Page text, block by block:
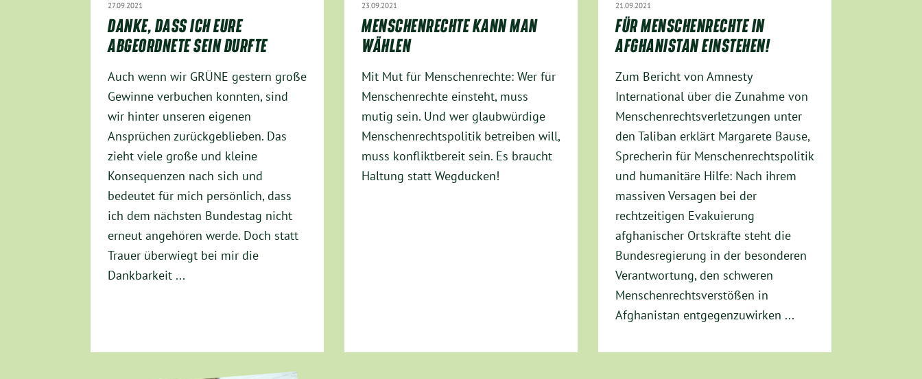
27.09.2021
DANKE, DASS ICH EURE
ABGEORDNETE SEIN DURFTE
Auch wenn wir GRÜNE gestern große
Gewinne verbuchen konnten, sind
wir hinter unseren eigenen
Ansprüchen zurückgeblieben. Das
zieht viele große und kleine
Konsequenzen nach sich und
bedeutet für mich persönlich, dass
ich dem nächsten Bundestag nicht
erneut angehören werde. Doch statt
Trauer überwiegt bei mir die
Dankbarkeit ...
23.09.2021
MENSCHENRECHTE KANN MAN
WÄHLEN
Mit Mut für Menschenrechte: Wer für
Menschenrechte einsteht, muss
mutig sein. Und wer glaubwürdige
Menschenrechtspolitik betreiben will,
muss konfliktbereit sein. Es braucht
Haltung statt Wegducken!
21.09.2021
FÜR MENSCHENRECHTE IN
AFGHANISTAN EINSTEHEN!
Zum Bericht von Amnesty
International über die Zunahme von
Menschenrechtsverletzungen unter
den Taliban erklärt Margarete Bause,
Sprecherin für Menschenrechtspolitik
und humanitäre Hilfe: Nach ihrem
massiven Versagen bei der
rechtzeitigen Evakuierung
afghanischer Ortskräfte steht die
Bundesregierung in der besonderen
Verantwortung, den schweren
Menschenrechtsverstößen in
Afghanistan entgegenzuwirken ...